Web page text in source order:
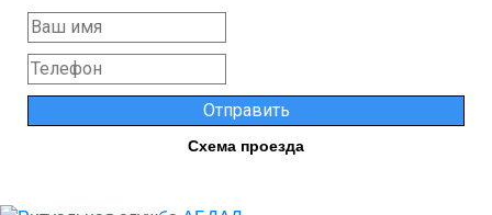
Отправить
Cхема проезда